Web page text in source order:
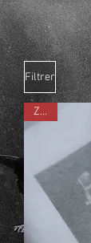
Filtrer
ZINE